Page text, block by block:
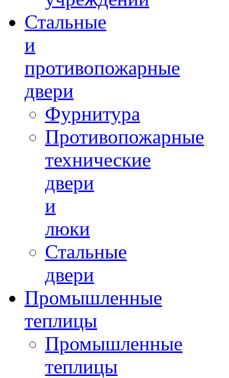
Стальные
и
противопожарные
двери
Фурнитура
Противопожарные
технические
двери
и
люки
Стальные
двери
Промышленные
теплицы
Промышленные
теплицы